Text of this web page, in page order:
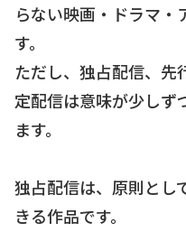
らない映画・ドラマ・
す。
ただし、独占配信、先
定配信は意味が少しず
ます。
独占配信は、原則とし
きる作品です。